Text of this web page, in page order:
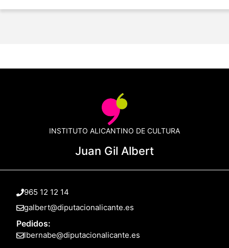
INSTITUTO ALICANTINO DE CULTURA
Juan Gil Albert
965 12 12 14
galbert@diputacionalicante.es
Pedidos:
lbernabe@diputacionalicante.es